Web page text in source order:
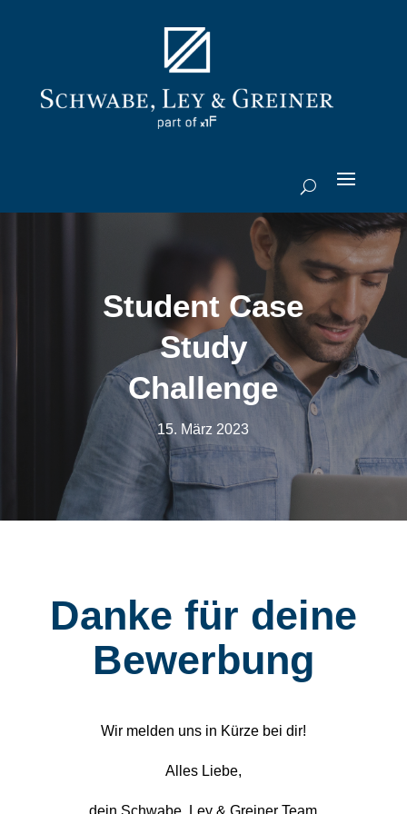
Student Case
Study
Challenge
15. März 2023
Danke für deine
Bewerbung
Wir melden uns in Kürze bei dir!
Alles Liebe,